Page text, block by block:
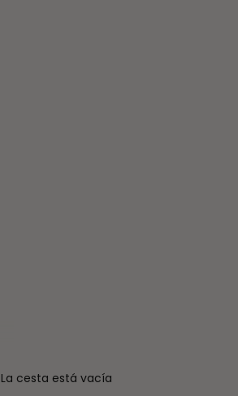
La cesta está vacía